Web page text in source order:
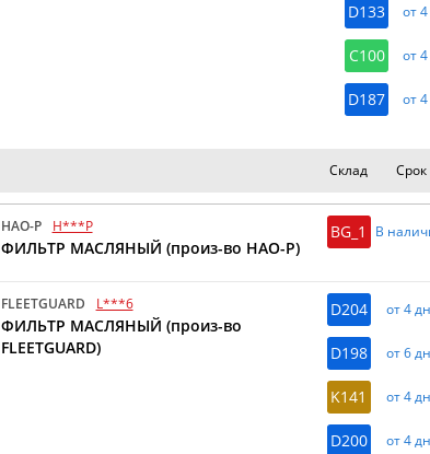
D133 от
C100 от
D187 от
Склад Срок
HAO-P H***P
ФИЛЬТР МАСЛЯНЫЙ (произ-во HAO-P)
BG_1 В
FLEETGUARD L***6
ФИЛЬТР МАСЛЯНЫЙ (произ-во
FLEETGUARD)
D204 от 4
D198 от 6
K141 от 4
D200 от 4